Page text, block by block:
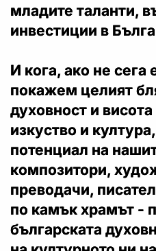
младите таланти,
инвестиции в
И кога, ако не
покажем целият
духовност и
изкуство и
потенциал на
композитори,
преводачи,
по камък храмът -
българската